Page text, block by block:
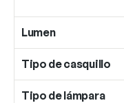
Lumen
Tipo de casquillo
Tipo de lámpara